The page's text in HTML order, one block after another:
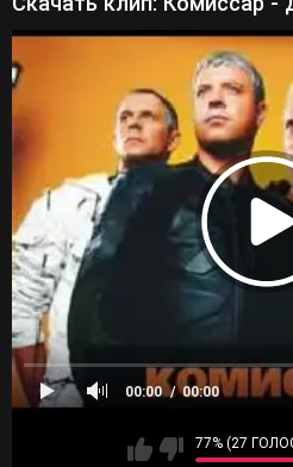
00:00 00:00
77% (27